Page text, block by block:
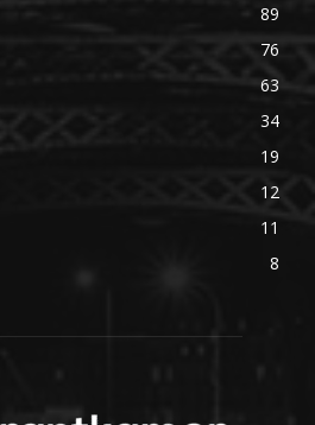
89
76
63
34
19
12
11
8